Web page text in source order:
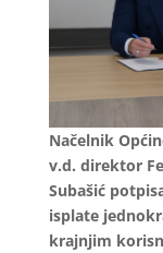
Načelnik
v.d. direktor
Subašić
isplate
krajnjim